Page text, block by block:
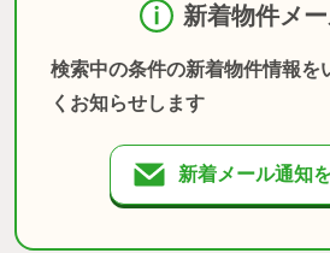
新着物件メ
検索中の条件の新着物件情報を
くお知らせします
新着メール通知